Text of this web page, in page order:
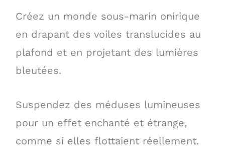
Créez un monde sous-marin onirique
en drapant des voiles translucides au
plafond et en projetant des lumières
bleutées.
Suspendez des méduses lumineuses
pour un effet enchanté et étrange,
comme si elles flottaient réellement.